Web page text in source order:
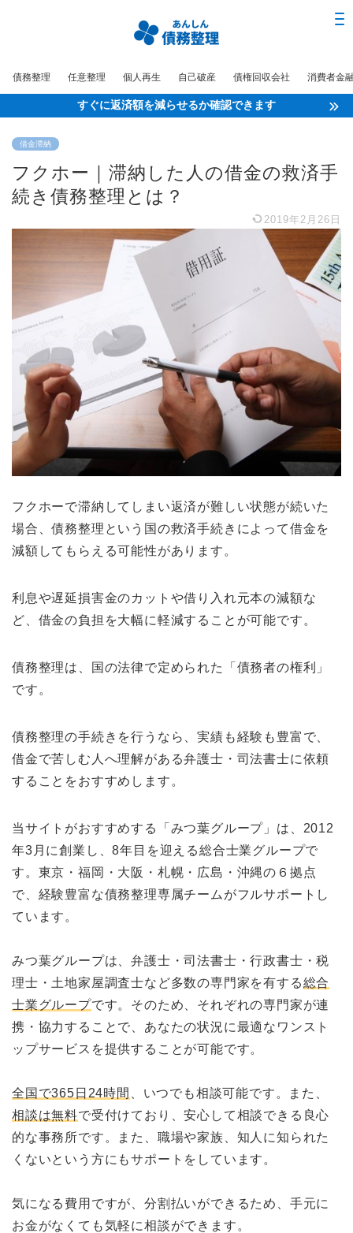
債務整理 任意整理 個人再生 自己破産 債権回収会社 消費者金
すぐに返済額を減らせるか確認できます
借金滞納
フクホー｜滞納した人の借金の救済手
続き債務整理とは？
2019年2月26日
フクホーで滞納してしまい返済が難しい状態が続いた
場合、債務整理という国の救済手続きによって借金を
減額してもらえる可能性があります。
利息や遅延損害金のカットや借り入れ元本の減額な
ど、借金の負担を大幅に軽減することが可能です。
債務整理は、国の法律で定められた「債務者の権利」
です。
債務整理の手続きを行うなら、実績も経験も豊富で、
借金で苦しむ人へ理解がある弁護士・司法書士に依頼
することをおすすめします。
当サイトがおすすめする「みつ葉グループ」は、2012
年3月に創業し、8年目を迎える総合士業グループで
す。東京・福岡・大阪・札幌・広島・沖縄の６拠点
で、経験豊富な債務整理専属チームがフルサポートし
ています。
みつ葉グループは、弁護士・司法書士・行政書士・税
理士・土地家屋調査士など多数の専門家を有する総合
士業グループです。そのため、それぞれの専門家が連
携・協力することで、あなたの状況に最適なワンスト
ップサービスを提供することが可能です。
全国で365日24時間
、いつでも相談可能です。また、
相談は無料で受付けており、安心して相談できる良心
的な事務所です。また、職場や家族、知人に知られた
くないという方にもサポートをしています。
気になる費用ですが、分割払いができるため、手元に
お金がなくても気軽に相談ができます。